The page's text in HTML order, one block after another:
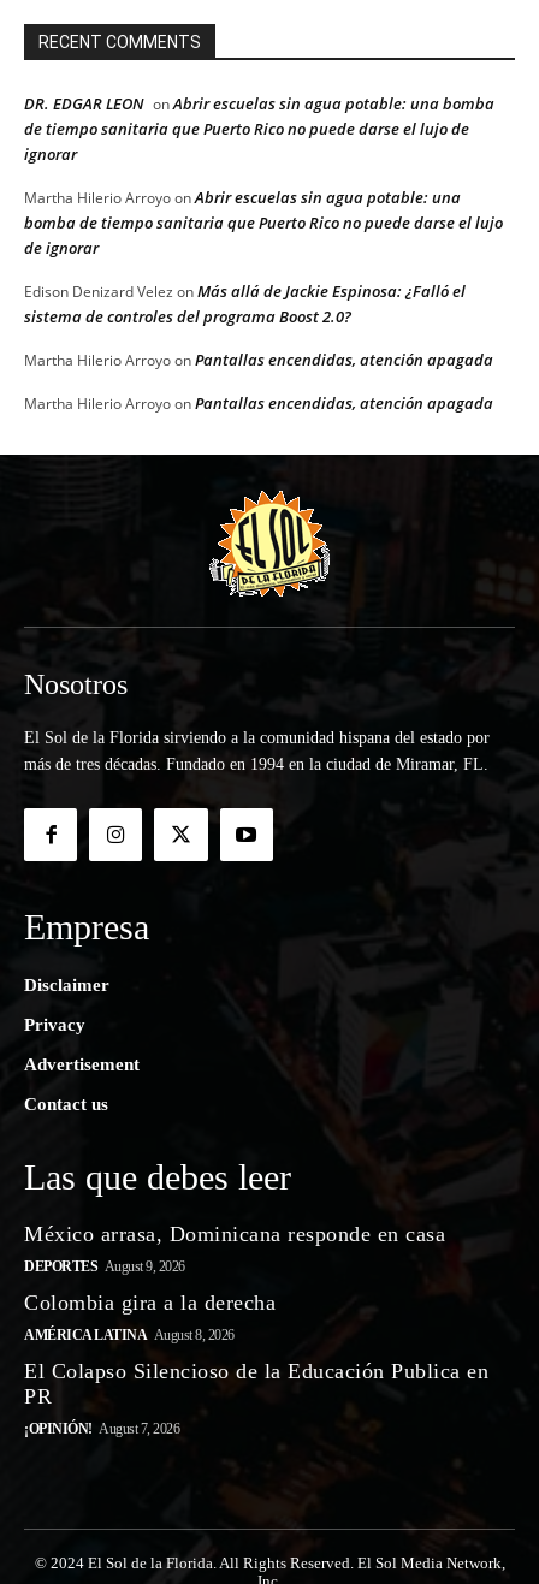
RECENT COMMENTS
DR. EDGAR LEON onAbrir escuelas sin agua potable: una bomba
de tiempo sanitaria que Puerto Rico no puede darse el lujo de
ignorar
Martha Hilerio ArroyoonAbrir escuelas sin agua potable: una
bomba de tiempo sanitaria que Puerto Rico no puede darse el lujo
de ignorar
Edison Denizard Velez onMás allá de Jackie Espinosa: ¿Falló el
sistema de controles del programa Boost 2.0?
Martha Hilerio ArroyoonPantallas encendidas, atención apagada
Martha Hilerio ArroyoonPantallas encendidas, atención apagada
Nosotros
El Sol de la Florida sirviendo a la comunidad hispana del estado por
más de tres décadas. Fundado en 1994 en la ciudad de Miramar, FL.
Empresa
Disclaimer
Privacy
Advertisement
Contact us
Las que debes leer
México arrasa, Dominicana responde en casa
DEPORTES August 9, 2026
Colombia gira a la derecha
AMÉRICA LATINA August 8, 2026
El Colapso Silencioso de la Educación Publica en
PR
¡OPINIÓN! August 7, 2026
© 2024 El Sol de la Florida. All Rights Reserved. El Sol Media Network,